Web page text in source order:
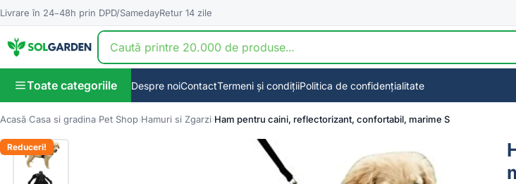
Livrare în 24–48h prin DPD/SamedayRetur 14 zile
Toate categoriile Despre noiContactTermeni și condițiiPolitica de confidențialitate
Acasă Casa si gradina Pet Shop Hamuri si Zgarzi Ham pentru caini, reflectorizant, confortabil, marime S
Reduceri!